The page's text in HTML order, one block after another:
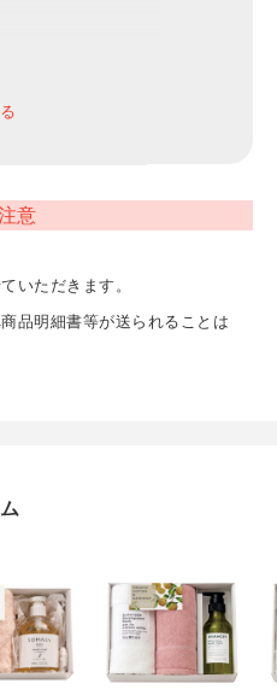
（約32×30cm）
意
いただきます。
品明細書等が送られることは